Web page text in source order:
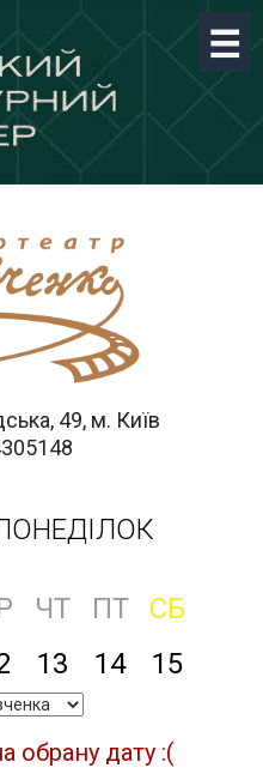
49, м. Київ
ЧТ ПТ
СБ
13 14 15
обрану дату :(